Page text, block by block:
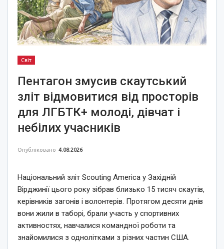
Світ
Пентагон змусив скаутський
зліт відмовитися від просторів
для ЛГБТК+ молоді, дівчат і
небілих учасників
Опубліковано 4.08.2026
Національний зліт Scouting America у Західній
Вірджинії цього року зібрав близько 15 тисяч скаутів,
керівників загонів і волонтерів. Протягом десяти днів
вони жили в таборі, брали участь у спортивних
активностях, навчалися командної роботи та
знайомилися з однолітками з різних частин США.